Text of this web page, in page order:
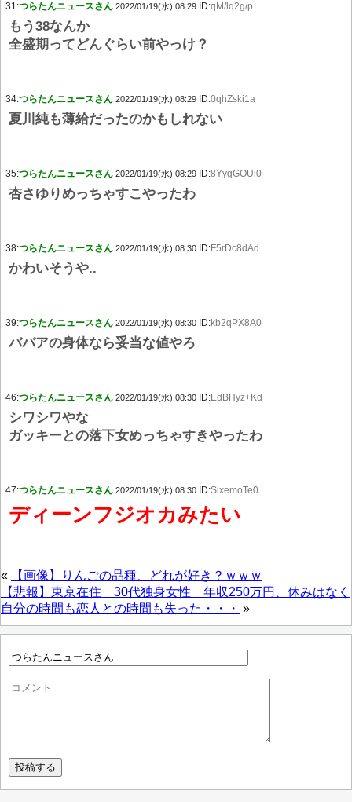
31:つらたんニュースさん 2022/01/19(水) 08:29 ID:qM/lq2g/p
もう38なんか
全盛期ってどんぐらい前やっけ？
34:つらたんニュースさん 2022/01/19(水) 08:29 ID:0qhZski1a
夏川純も薄給だったのかもしれない
35:つらたんニュースさん 2022/01/19(水) 08:29 ID:8YygGOUi0
杏さゆりめっちゃすこやったわ
38:つらたんニュースさん 2022/01/19(水) 08:30 ID:F5rDc8dAd
かわいそうや..
39:つらたんニュースさん 2022/01/19(水) 08:30 ID:kb2qPX8A0
ババアの身体なら妥当な値やろ
46:つらたんニュースさん 2022/01/19(水) 08:30 ID:EdBHyz+Kd
シワシワやな
ガッキーとの落下女めっちゃすきやったわ
47:つらたんニュースさん 2022/01/19(水) 08:30 ID:SixemoTe0
ディーンフジオカみたい
«
【画像】りんごの品種、どれが好き？ｗｗｗ
【悲報】東京在住 30代独身女性 年収250万円、休みはなく
自分の時間も恋人との時間も失った・・・ »